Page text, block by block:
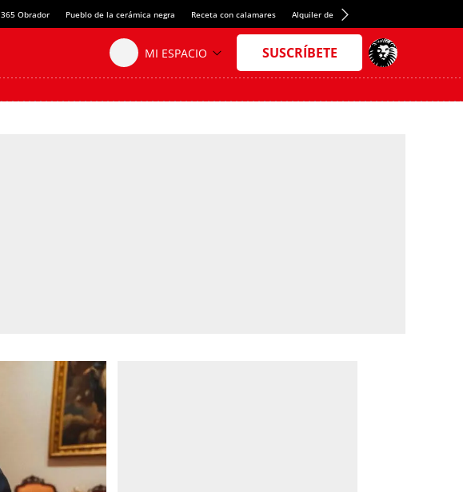
365 Obrador Pueblo de la cerámica negra Receta con calamares Alquiler de habitaciones en España